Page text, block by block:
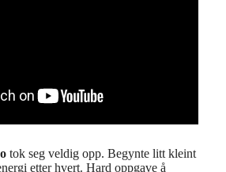
tok seg veldig opp. Begynte litt kleint
etter hvert. Hard oppgave å